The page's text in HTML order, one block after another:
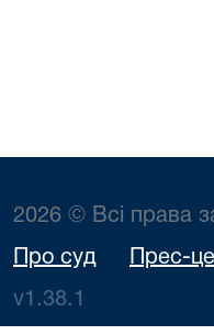
2026 © Всі права
Про суд Прес-
v1.38.1